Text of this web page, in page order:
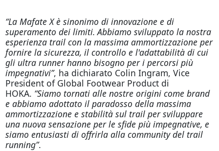
“La Mafate X è sinonimo di innovazione e di
superamento dei limiti. Abbiamo sviluppato la nostra
esperienza trail con la massima ammortizzazione per
fornire la sicurezza, il controllo e l'adattabilità di cui
gli ultra runner hanno bisogno per i percorsi più
impegnativi”, ha dichiarato Colin Ingram, Vice
President of Global Footwear Product di
HOKA. “Siamo tornati alle nostre origini come brand
e abbiamo adottato il paradosso della massima
ammortizzazione e stabilità sul trail per sviluppare
una nuova sensazione per le sfide più impegnative, e
siamo entusiasti di offrirla alla community del trail
running”.